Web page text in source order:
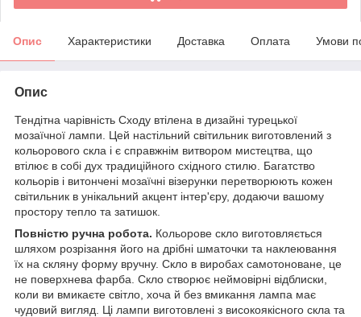
Опис Характеристики Доставка Оплата Умови
Опис
Тендітна чарівність Сходу втілена в дизайні турецької
мозаїчної лампи. Цей настільний світильник виготовлений з
кольорового скла і є справжнім витвором мистецтва, що
втілює в собі дух традиційного східного стилю. Багатство
кольорів і витончені мозаїчні візерунки перетворюють кожен
світильник в унікальний акцент інтер'єру, додаючи вашому
простору тепло та затишок.
Повністю ручна робота. Кольорове скло виготовляється
шляхом розрізання його на дрібні шматочки та наклеювання
їх на скляну форму вручну. Скло в виробах самотоноване, це
не поверхнева фарба. Скло створює неймовірні відблиски,
коли ви вмикаєте світло, хоча й без вмикання лампа має
чудовий вигляд. Ці лампи виготовлені з високоякісного скла та